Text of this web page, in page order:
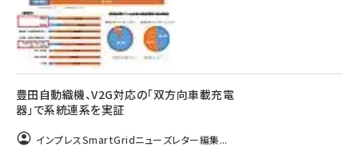
豊田自動織機、V2G対応の「双方向車載充電
器」で系統連系を実証
インプレスSmartGridニューズレター編集...